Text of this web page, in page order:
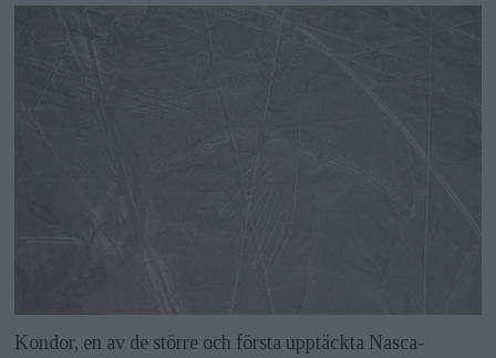
Kondor, en av de större och första upptäckta Nasca-